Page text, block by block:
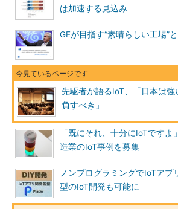
は加速する見込み
GEが目指す“素晴らしい工場”
先駆者が語るIoT、「日本は
負すべき」
「既にそれ、十分にIoTですよ
造業のIoT事例を募集
ノンプログラミングでIoTアプ
型のIoT開発も可能に